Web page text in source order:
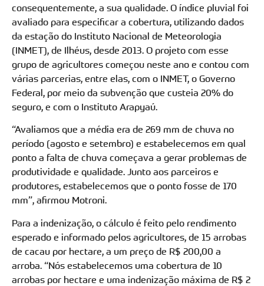
consequentemente, a sua qualidade. O índice pluvial foi
avaliado para especificar a cobertura, utilizando dados
da estação do Instituto Nacional de Meteorologia
(INMET), de Ilhéus, desde 2013. O projeto com esse
grupo de agricultores começou neste ano e contou com
várias parcerias, entre elas, com o INMET, o Governo
Federal, por meio da subvenção que custeia 20% do
seguro, e com o Instituto Arapyaú.
“Avaliamos que a média era de 269 mm de chuva no
período (agosto e setembro) e estabelecemos em qual
ponto a falta de chuva começava a gerar problemas de
produtividade e qualidade. Junto aos parceiros e
produtores, estabelecemos que o ponto fosse de 170
mm”, afirmou Motroni.
Para a indenização, o cálculo é feito pelo rendimento
esperado e informado pelos agricultores, de 15 arrobas
de cacau por hectare, a um preço de R$ 200,00 a
arroba. “Nós estabelecemos uma cobertura de 10
arrobas por hectare e uma indenização máxima de R$ 2